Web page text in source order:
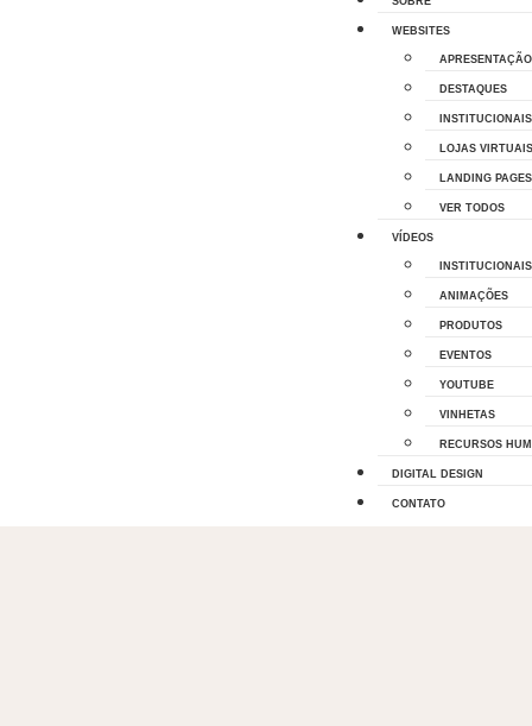
WEBSITES
APRESENTAÇÃO
DESTAQUES
INSTITUCIONAIS
LOJAS VIRTUAIS
LANDING PAGES
VER TODOS
VÍDEOS
INSTITUCIONAIS
ANIMAÇÕES
PRODUTOS
EVENTOS
YOUTUBE
VINHETAS
RECURSOS
DIGITAL DESIGN
CONTATO